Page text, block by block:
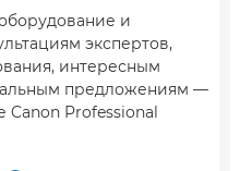
и
экспертов,
интересным
предложениям —
Canon Professional